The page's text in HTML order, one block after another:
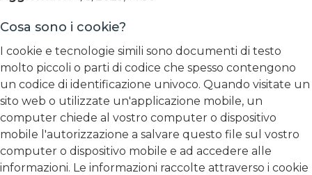
Cosa sono i cookie?
I cookie e tecnologie simili sono documenti di testo
molto piccoli o parti di codice che spesso contengono
un codice di identificazione univoco. Quando visitate un
sito web o utilizzate un'applicazione mobile, un
computer chiede al vostro computer o dispositivo
mobile l'autorizzazione a salvare questo file sul vostro
computer o dispositivo mobile e ad accedere alle
informazioni. Le informazioni raccolte attraverso i cookie